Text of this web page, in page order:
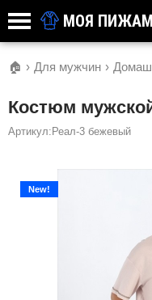
МОЯ
🏠 › Для мужчин ›
Костюм
Артикул:Реал-3 бежевый
New!